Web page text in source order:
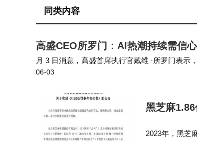
股，最终收获约730亿美元回报的经典
人工智能领域的持续发力，孙正义的财
同类内容
高盛CEO所罗门：AI热潮持续需信
月 3 日消息，高盛首席执行官戴维 ·所罗门表
主营火箭与卫星业务的企业，将利用募资资金
06-03
黑芝麻
2023年，黑芝